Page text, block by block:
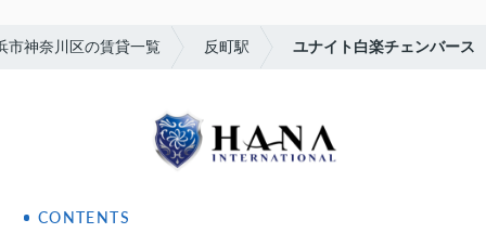
市神奈川区の賃貸一覧 反町駅 ユナイト白楽チェンバース
CONTENTS